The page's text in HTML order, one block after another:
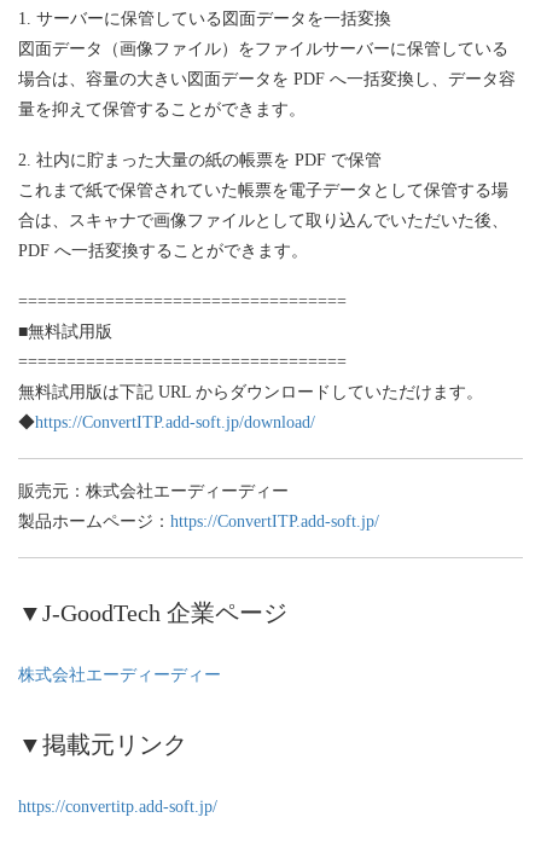
1. サーバーに保管している図面データを一括変換
図面データ（画像ファイル）をファイルサーバーに保管している
場合は、容量の大きい図面データを PDF へ一括変換し、データ容
量を抑えて保管することができます。
2. 社内に貯まった大量の紙の帳票を PDF で保管
これまで紙で保管されていた帳票を電子データとして保管する場
合は、スキャナで画像ファイルとして取り込んでいただいた後、
PDF へ一括変換することができます。
==================================
■無料試用版
==================================
無料試用版は下記 URL からダウンロードしていただけます。
◆https://ConvertITP.add-soft.jp/download/
販売元：株式会社エーディーディー
製品ホームページ： https://ConvertITP.add-soft.jp/
▼J-GoodTech 企業ページ
株式会社エーディーディー
▼掲載元リンク
https://convertitp.add-soft.jp/